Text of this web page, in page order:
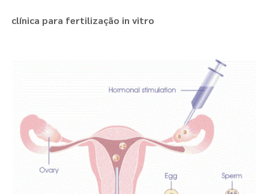
clínica para fertilização in vitro